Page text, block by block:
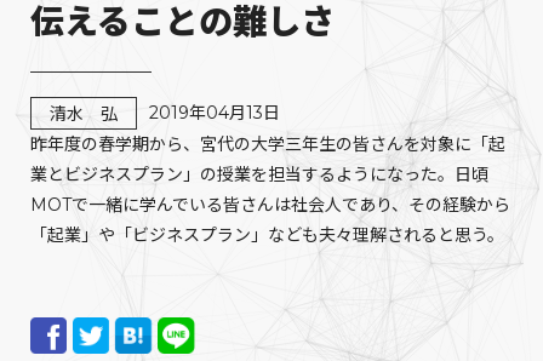
伝えることの難しさ
清水 弘
2019年04月13日
昨年度の春学期から、宮代の大学三年生の皆さんを対象に「起
業とビジネスプラン」の授業を担当するようになった。日頃
MOTで一緒に学んでいる皆さんは社会人であり、その経験から
「起業」や「ビジネスプラン」なども夫々理解されると思う。